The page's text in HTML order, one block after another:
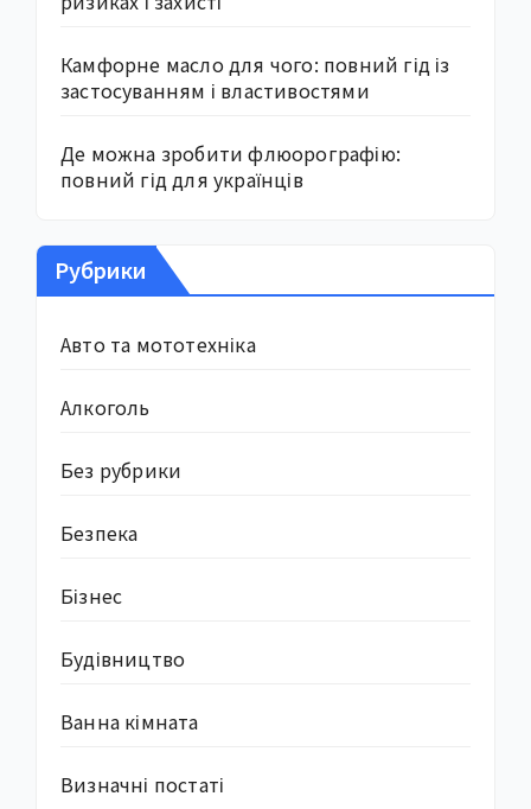
Камфорне масло для чого: повний гід із
застосуванням і властивостями
Де можна зробити флюорографію:
повний гід для українців
Рубрики
Авто та мототехніка
Алкоголь
Без рубрики
Безпека
Бізнес
Будівництво
Ванна кімната
Визначні постаті